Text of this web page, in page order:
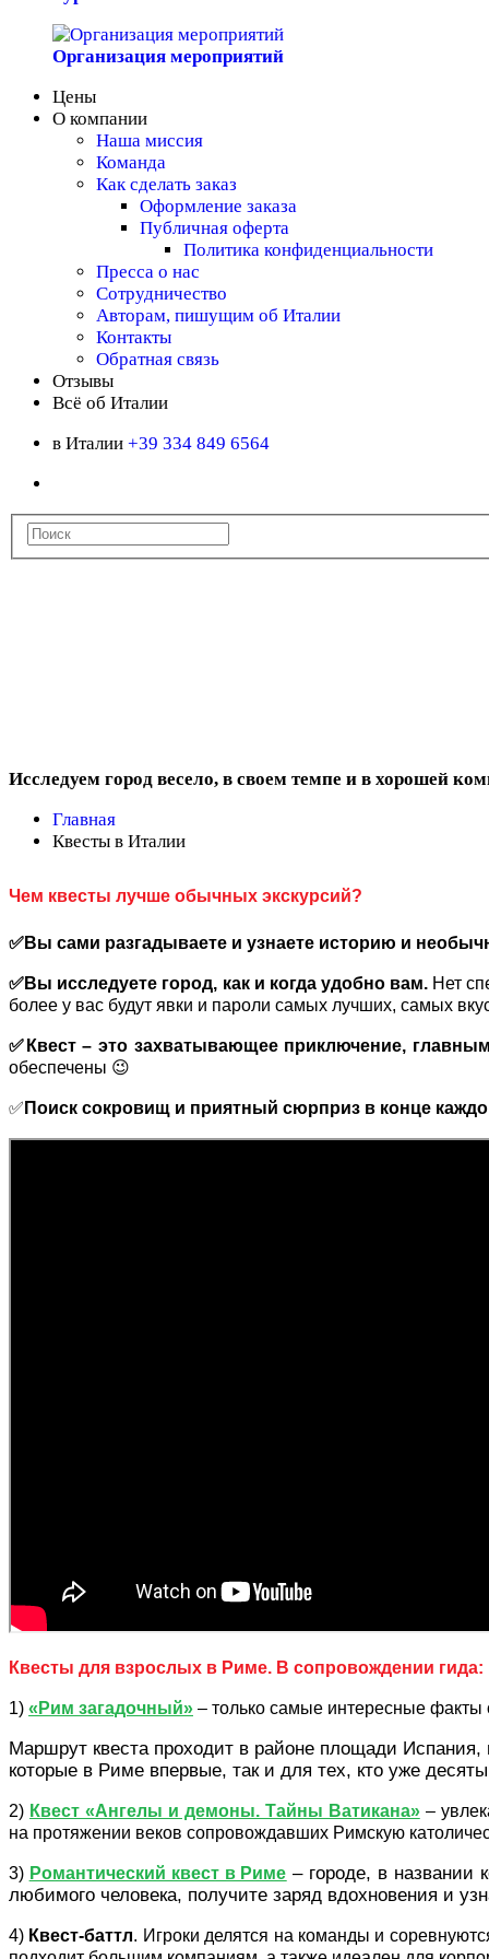
Организация мероприятий
Цены
О компании
Наша миссия
Команда
Как сделать заказ
Оформление заказа
Публичная оферта
Политика конфиденциальности
Пресса о нас
Сотрудничество
Авторам, пишущим об Италии
Контакты
Обратная связь
Отзывы
Всё об Италии
в Италии +39 334 849 6564
Исследуем город весело, в своем темпе и в хорошей
Главная
Квесты в Италии
Чем квесты лучше обычных экскурсий?
✅Вы сами разгадываете и узнаете историю и
✅Вы исследуете город, как и когда удобно вам. Нет
более у вас будут явки и пароли самых лучших, самых
✅Квест – это захватывающее приключение,
обеспечены 😉
✅ Поиск сокровищ и приятный сюрприз в конце
Квесты для взрослых в Риме. В сопровождении гида:
1) «Рим загадочный» – только самые интересные факты
Маршрут квеста проходит в районе площади
которые в Риме впервые, так и для тех, кто уже
2) Квест «Ангелы и демоны. Тайны Ватикана»–
на протяжении веков сопровождавших Римскую
3) Романтический квест в Риме – городе, в названии
любимого человека, получите заряд вдохновения и
4) Квест-баттл. Игроки делятся на команды и